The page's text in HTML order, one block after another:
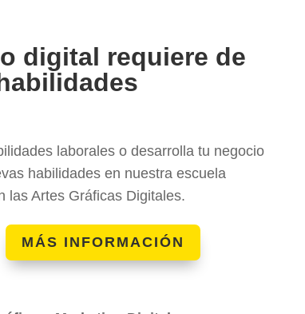
digital requiere de
laborales o desarrolla tu negocio
habilidades en nuestra escuela
las Artes Gráficas Digitales.
MÁS INFORMACIÓN